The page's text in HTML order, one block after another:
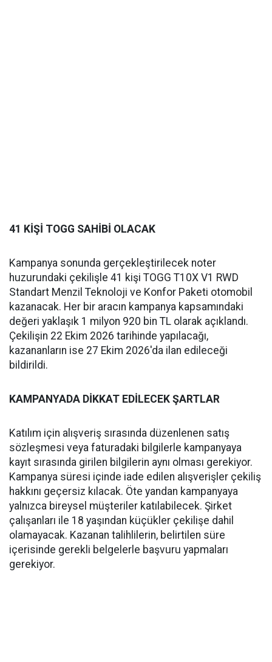
41 KİŞİ TOGG SAHİBİ OLACAK
Kampanya sonunda gerçekleştirilecek noter
huzurundaki çekilişle 41 kişi TOGG T10X V1 RWD
Standart Menzil Teknoloji ve Konfor Paketi otomobil
kazanacak. Her bir aracın kampanya kapsamındaki
değeri yaklaşık 1 milyon 920 bin TL olarak açıklandı.
Çekilişin 22 Ekim 2026 tarihinde yapılacağı,
kazananların ise 27 Ekim 2026'da ilan edileceği
bildirildi.
KAMPANYADA DİKKAT EDİLECEK ŞARTLAR
Katılım için alışveriş sırasında düzenlenen satış
sözleşmesi veya faturadaki bilgilerle kampanyaya
kayıt sırasında girilen bilgilerin aynı olması gerekiyor.
Kampanya süresi içinde iade edilen alışverişler çekiliş
hakkını geçersiz kılacak. Öte yandan kampanyaya
yalnızca bireysel müşteriler katılabilecek. Şirket
çalışanları ile 18 yaşından küçükler çekilişe dahil
olamayacak. Kazanan talihlilerin, belirtilen süre
içerisinde gerekli belgelerle başvuru yapmaları
gerekiyor.